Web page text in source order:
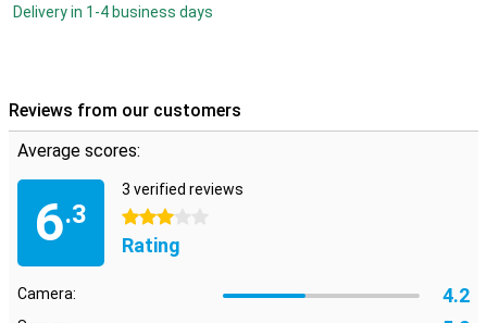
Delivery in 1-4 business days
Reviews from our customers
Average scores:
6.3
3 verified reviews
3 stars
Rating
Camera: 4.2